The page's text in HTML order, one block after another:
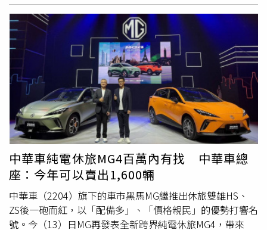
線，首批美國市場客戶的新車預計將在下半年開始交付。至
於國內市場部分，Volvo國際富豪汽車年初透過官方新聞
稿，宣布將導入全新純電休旅EX90車系，有望在2024年底
前引進。根據美規數據顯示，Volvo EX90提供雙動力及各4
等級車型設定，其中雙馬達標準版車型售價約新台幣240萬
元起至255萬元；雙馬達高性能版售價則為新台幣約255.5
萬元起至270.6萬元。在動力配置設定上，美規EX90車系搭
載111kWh容量電池，支援最高250kW充電功率，雙馬達標
準版車型擁有402hp最大馬力和 78.4kgm扭力輸出；EX90
雙馬達高性能版則進一步提升至509hp最大馬力和92.7kgm
扭力輸出。Volvo EX30上市時程：Q4預估售價：130萬元
～160萬元除了EX90，Volvo在2023年6月發表新款電動休
旅EX30，提供單馬達後驅與雙馬達四驅2種動力規格。據了
解，動力部分單馬達車型搭載54kWh容量鋰電池組，採後輪
驅動設定，擁有272匹馬力與35kgm扭力，續航里程達422
公里；雙馬達車型搭載69kWh容量鋰電池組，採四輪驅動設
固純電王者的寶座。對於接單狀況，納智捷在18日告訴
CTWANT記者，「6月13日開放以來已累計3,000位以上的新
會員完成1,000元專案費繳納，準備入主n⁷，也造成展間預
約試駕爆滿，目前也正在努力加開試駕名額。」在去年底的
台北車展上，納智捷內部人士曾跟CTWANT記者說，
「2024年n⁷銷售目標1.5萬台。」觀察2023年電動車掛牌表
現，Tesla以13,163輛的成績奪下品牌第一名、市占
53.1%，而旗下車款Model Y則以9,697輛的表現坐穩電動車
款冠軍。也就是說，若n⁷順利達標，有望一舉拿下2024年
電動車排行榜上的品牌及車款雙料冠軍王座。n⁷的推出不僅
帶來許多關注及討論，也帶動品牌銷量，有望在年底掛牌成
績出爐後看到納智捷進榜。（圖／劉耿豪攝）現階段n⁷最強
勁的敵人，是同集團中華汽車MG品牌推出的首款電動車
MG4，6月13日MG Taiwan宣布導入旗艦版99.9萬元、X
Power版118.9萬元雙動力車型，切進與n⁷相同的價格帶。
資深汽車專家向CTWANT記者表示，「納智捷一定會擔心
僅少量交車，但是全年仍有24,778的亮眼成績，成長
53.7%。資深業內人士看好n⁷、MG4的出現，認為有望帶動
國內電動車市占表現。至於落在百萬初價格帶的2台純電兄
弟究竟有什麼差異？CTWANT記者從售價、外觀、空間到配
備一次整理：售價較高的n⁷亮點版比起MG4多了玻璃車頂、
電動尾門、後座出風口、駕駛座記憶、副駕駛座電動調整，
而MG4入門版即有駕駛座電動調整。在安全方面，MG4有智
能限速輔助，n⁷則是多一具安全氣囊、前駐車雷達、開門防
撞警示，亮點版更有360度環景。n⁷以大空間、大螢幕的優
勢吸引許多消費者選購。（圖／劉耿豪攝）有不少網友在仔
細比較後表示，「n⁷贏在車格和大螢幕、MG4贏在續航里程
跟充電速度，另外MG4很多配備例如電動座椅、環景、無線
充電，這些n⁷要129.9萬才有」、「還是選大空間的n⁷，感
覺車宿很過癮啊」、「若以品牌來看可能會選擇MG，畢竟
要再次信任納智捷還是有點難」、「2台車都會大賣，讓電
動車不再只是有錢人的玩具」。MG4的親民價格和優異性
中華車純電休旅MG4百萬內有找 中華車總
座：今年可以賣出1,600輛
中華車（2204）旗下的車市黑馬MG繼推出休旅雙雄HS、
ZS後一砲而紅，以「配備多」、「價格親民」的優勢打響名
號。今（13）日MG再發表全新跨界純電休旅MG4，帶來